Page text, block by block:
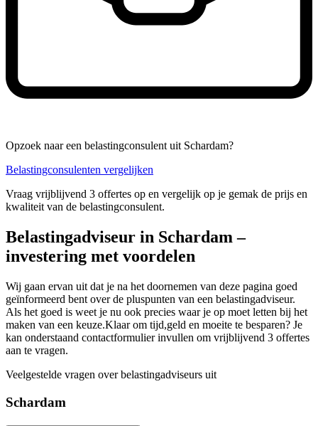
Opzoek naar een belastingconsulent uit Schardam?
Belastingconsulenten vergelijken
Vraag vrijblijvend 3 offertes op en vergelijk op je gemak de prijs en
kwaliteit van de belastingconsulent.
Belastingadviseur in Schardam –
investering met voordelen
Wij gaan ervan uit dat je na het doornemen van deze pagina goed
geïnformeerd bent over de pluspunten van een belastingadviseur.
Als het goed is weet je nu ook precies waar je op moet letten bij het
maken van een keuze.Klaar om tijd,geld en moeite te besparen? Je
kan onderstaand contactformulier invullen om vrijblijvend 3 offertes
aan te vragen.
Veelgestelde vragen over belastingadviseurs uit
Schardam